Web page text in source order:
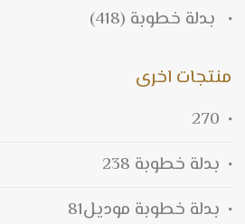
بدلة خطوبة (418)
منتجات اخرى
270
بدلة خطوبة 238
بدلة خطوبة موديل81